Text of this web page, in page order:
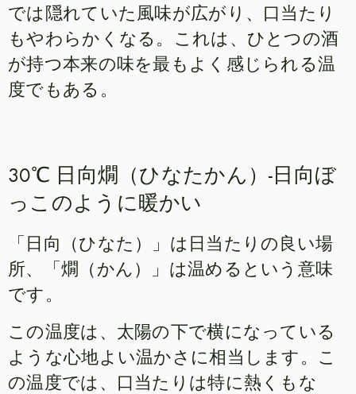
では隠れていた風味が広がり、口当たり
もやわらかくなる。これは、ひとつの酒
が持つ本来の味を最もよく感じられる温
度でもある。
30℃ 日向燗（ひなたかん）-日向ぼ
っこのように暖かい
「日向（ひなた）」は日当たりの良い場
所、「燗（かん）」は温めるという意味
です。
この温度は、太陽の下で横になっている
ような心地よい温かさに相当します。こ
の温度では、口当たりは特に熱くもな